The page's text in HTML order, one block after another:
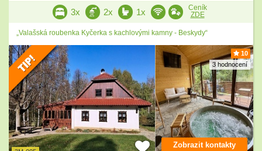
3x 2x 1x
Ceník
ZDE
„Valašská roubenka Kyčerka s kachlovými kamny - Beskydy“
10
3 hodnocení
Zobrazit kontakty